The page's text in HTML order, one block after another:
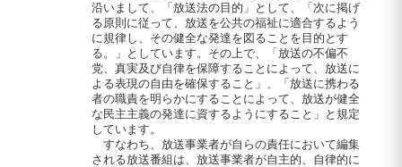
沿いまして、「放送法の目的」として、「次に掲げ
る原則に従って、放送を公共の福祉に適合するよう
に規律し、その健全な発達を図ることを目的とす
る。」としています。その上で、「放送の不偏不
党、真実及び自律を保障することによって、放送に
よる表現の自由を確保すること」、「放送に携わる
者の職責を明らかにすることによって、放送が健全
な民主主義の発達に資するようにすること」と規定
しています。
すなわち、放送事業者が自らの責任において編集
される放送番組は、放送事業者が自主的、自律的に